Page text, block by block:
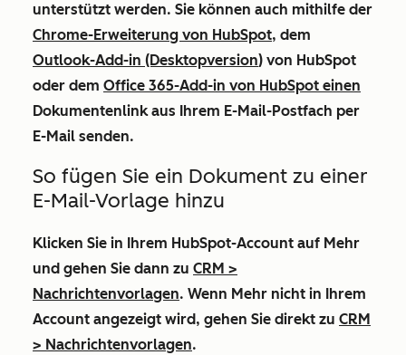
unterstützt werden. Sie können auch mithilfe der
Chrome-Erweiterung von HubSpot, dem
Outlook-Add-in (Desktopversion) von HubSpot
oder dem Office 365-Add-in von HubSpot einen
Dokumentenlink aus Ihrem E-Mail-Postfach per
E-Mail senden.
So fügen Sie ein Dokument zu einer
E-Mail-Vorlage hinzu
Klicken Sie in Ihrem HubSpot-Account auf Mehr
und gehen Sie dann zu CRM >
Nachrichtenvorlagen. Wenn Mehr nicht in Ihrem
Account angezeigt wird, gehen Sie direkt zu CRM
> Nachrichtenvorlagen.